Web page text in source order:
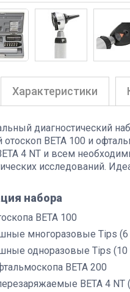
диагностический
BETA 100 и
4 NT и всем
исследований.
набора
BETA 100
многоразовые Tips (6
одноразовые Tips (10
BETA 200
BETA 4 NT
Характеристики